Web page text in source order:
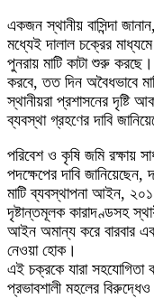
একজন স্থানীয় বাসিন্দা
মধ্যেই দালাল চক্রের মাধ্যমে
পুনরায় মাটি কাটা শুরু
করবে, তত দিন অবৈধভাবে
স্থানীয়রা প্রশাসনের দৃষ্টি
ব্যবস্থা গ্রহণের দাবি
পরিবেশ ও কৃষি জমি রক্ষায়
পদক্ষেপের দাবি
মাটি ব্যবস্থাপনা আইন,
দৃষ্টান্তমূলক কারাদণ্ডসহ
আইন অমান্য করে বারবার
নেওয়া হোক।
এই চক্রকে যারা সহযোগিতা
প্রভাবশালী মহলের